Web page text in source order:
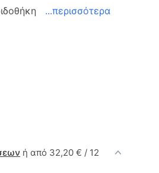
...περισσότερα
ή από 32,20 € / 12